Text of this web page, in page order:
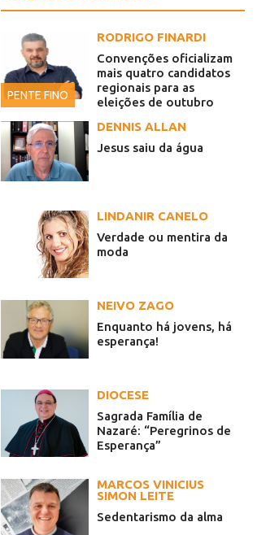
PENTE FINO
RODRIGO FINARDI
Convenções oficializam
mais quatro candidatos
regionais para as
eleições de outubro
DENNIS ALLAN
Jesus saiu da água
LINDANIR CANELO
Verdade ou mentira da
moda
NEIVO ZAGO
Enquanto há jovens, há
esperança!
DIOCESE
Sagrada Família de
Nazaré: “Peregrinos de
Esperança”
MARCOS VINICIUS
SIMON LEITE
Sedentarismo da alma